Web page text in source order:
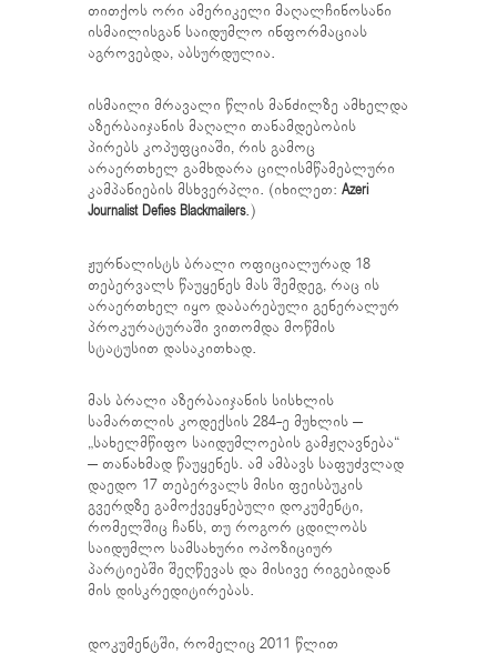
თითქოს ორი ამერიკელი მაღალჩინოსანი
ისმაილისგან საიდუმლო ინფორმაციას
აგროვებდა, აბსურდულია.
ისმაილი მრავალი წლის მანძილზე ამხელდა
აზერბაიჯანის მაღალი თანამდებობის
პირებს კოპუფციაში, რის გამოც
არაერთხელ გამხდარა ცილისმწამებლური
კამპანიების მსხვერპლი. (იხილეთ: Azeri
Journalist Defies Blackmailers.)
ჟურნალისტს ბრალი ოფიციალურად 18
თებერვალს წაუყენეს მას შემდეგ, რაც ის
არაერთხელ იყო დაბარებული გენერალურ
პროკურატურაში ვითომდა მოწმის
სტატუსით დასაკითხად.
მას ბრალი აზერბაიჯანის სისხლის
სამართლის კოდექსის 284-ე მუხლის –
„სახელმწიფო საიდუმლოების გამჟღავნება“
– თანახმად წაუყენეს. ამ ამბავს საფუძვლად
დაედო 17 თებერვალს მისი ფეისბუკის
გვერდზე გამოქვეყნებული დოკუმენტი,
რომელშიც ჩანს, თუ როგორ ცდილობს
საიდუმლო სამსახური ოპოზიციურ
პარტიებში შეღწევას და მისივე რიგებიდან
მის დისკრედიტირებას.
დოკუმენტში, რომელიც 2011 წლით